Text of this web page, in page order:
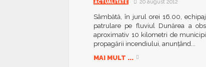
ACTUALITATE 20 august 2012
Sâmbătă, în jurul orei 16.00,
patrulare pe fluviul Dunărea a
aproximativ 10 kilometri de
propagării incendiului, anunţând...
MAI MULT ...